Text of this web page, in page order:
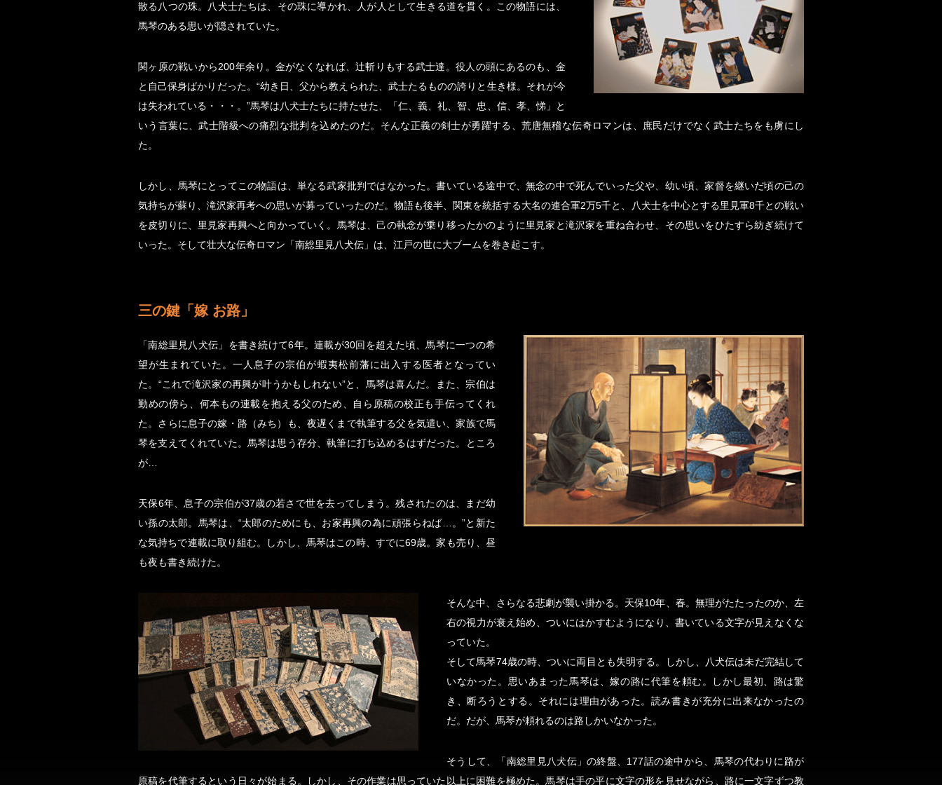
散る八つの珠。八犬士たちは、その珠に導かれ、人が人として生きる道を貫く。この物語には、
馬琴のある思いが隠されていた。
関ヶ原の戦いから200年余り。金がなくなれば、辻斬りもする武士達。役人の頭にあるのも、金
と自己保身ばかりだった。“幼き日、父から教えられた、武士たるものの誇りと生き様。それが今
は失われている・・・。”馬琴は八犬士たちに持たせた、「仁、義、礼、智、忠、信、孝、悌」と
いう言葉に、武士階級への痛烈な批判を込めたのだ。そんな正義の剣士が勇躍する、荒唐無稽な伝奇ロマンは、庶民だけでなく武士たちをも虜にし
た。
しかし、馬琴にとってこの物語は、単なる武家批判ではなかった。書いている途中で、無念の中で死んでいった父や、幼い頃、家督を継いだ頃の己の
気持ちが蘇り、滝沢家再考への思いが募っていったのだ。物語も後半、関東を統括する大名の連合軍2万5千と、八犬士を中心とする里見軍8千との戦い
を皮切りに、里見家再興へと向かっていく。馬琴は、己の執念が乗り移ったかのように里見家と滝沢家を重ね合わせ、その思いをひたすら紡ぎ続けて
いった。そして壮大な伝奇ロマン「南総里見八犬伝」は、江戸の世に大ブームを巻き起こす。
三の鍵「嫁 お路」
「南総里見八犬伝」を書き続けて6年。連載が30回を超えた頃、馬琴に一つの希
望が生まれていた。一人息子の宗伯が蝦夷松前藩に出入する医者となってい
た。“これで滝沢家の再興が叶うかもしれない”と、馬琴は喜んだ。また、宗伯は
勤めの傍ら、何本もの連載を抱える父のため、自ら原稿の校正も手伝ってくれ
た。さらに息子の嫁・路（みち）も、夜遅くまで執筆する父を気遣い、家族で馬
琴を支えてくれていた。馬琴は思う存分、執筆に打ち込めるはずだった。ところ
が…
天保6年、息子の宗伯が37歳の若さで世を去ってしまう。残されたのは、まだ幼
い孫の太郎。馬琴は、“太郎のためにも、お家再興の為に頑張らねば…。”と新た
な気持ちで連載に取り組む。しかし、馬琴はこの時、すでに69歳。家も売り、昼
も夜も書き続けた。
そんな中、さらなる悲劇が襲い掛かる。天保10年、春。無理がたたったのか、左
右の視力が衰え始め、ついにはかすむようになり、書いている文字が見えなくな
っていた。
そして馬琴74歳の時、ついに両目とも失明する。しかし、八犬伝は未だ完結して
いなかった。思いあまった馬琴は、嫁の路に代筆を頼む。しかし最初、路は驚
き、断ろうとする。それには理由があった。読み書きが充分に出来なかったの
だ。だが、馬琴が頼れるのは路しかいなかった。
そうして、「南総里見八犬伝」の終盤、177話の途中から、馬琴の代わりに路が
原稿を代筆するという日々が始まる。しかし、その作業は思っていた以上に困難を極めた。馬琴は手の平に文字の形を見せながら、路に一文字ずつ教